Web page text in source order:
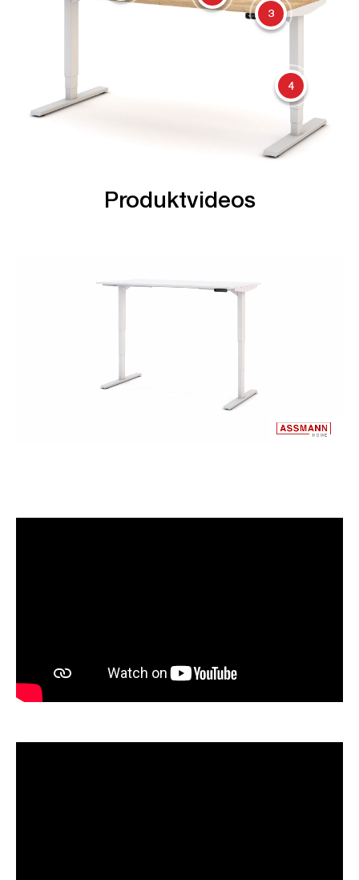
3
4
Produktvideos